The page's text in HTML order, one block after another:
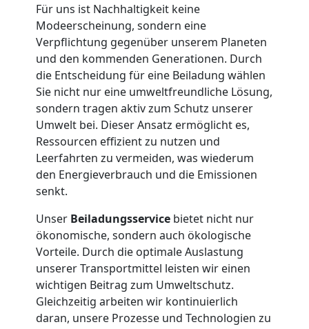
Für uns ist Nachhaltigkeit keine
Modeerscheinung, sondern eine
Verpflichtung gegenüber unserem Planeten
und den kommenden Generationen. Durch
die Entscheidung für eine Beiladung wählen
Sie nicht nur eine umweltfreundliche Lösung,
sondern tragen aktiv zum Schutz unserer
Umwelt bei. Dieser Ansatz ermöglicht es,
Ressourcen effizient zu nutzen und
Leerfahrten zu vermeiden, was wiederum
den Energieverbrauch und die Emissionen
senkt.
Unser Beiladungsservice bietet nicht nur
ökonomische, sondern auch ökologische
Vorteile. Durch die optimale Auslastung
unserer Transportmittel leisten wir einen
wichtigen Beitrag zum Umweltschutz.
Gleichzeitig arbeiten wir kontinuierlich
daran, unsere Prozesse und Technologien zu
Klaviertransport
Leonding
Privatumzug
Leonding
Tresortransport
Leonding
Umzug